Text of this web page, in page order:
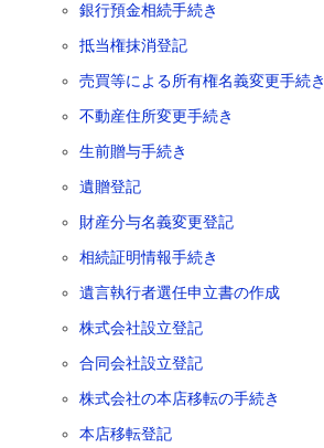
銀行預金相続手続き
抵当権抹消登記
売買等による所有権名義変更手続き
不動産住所変更手続き
生前贈与手続き
遺贈登記
財産分与名義変更登記
相続証明情報手続き
遺言執行者選任申立書の作成
株式会社設立登記
合同会社設立登記
株式会社の本店移転の手続き
本店移転登記